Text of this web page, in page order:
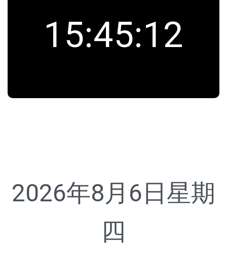
15:45:12
2026年8月6日星期
四